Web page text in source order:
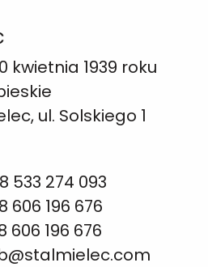
kwietnia 1939 roku
ul. Solskiego 1
533 274 093
606 196 676
606 196 676